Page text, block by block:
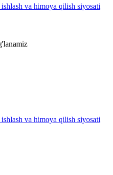
va himoya qilish siyosati
va himoya qilish siyosati